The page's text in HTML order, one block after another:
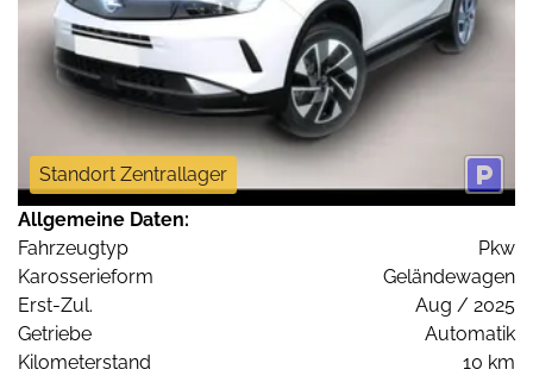
Standort Zentrallager
Allgemeine Daten:
Fahrzeugtyp
Pkw
Karosserieform
Geländewagen
Erst-Zul.
Aug / 2025
Getriebe
Automatik
Kilometerstand
10 km